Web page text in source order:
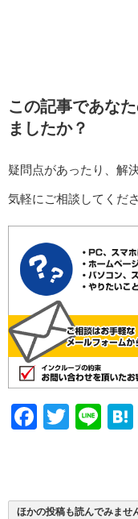
この記事であな
ましたか？
疑問点があったり、解
気軽にご相談してくださ
ほかの投稿も読んでみませ